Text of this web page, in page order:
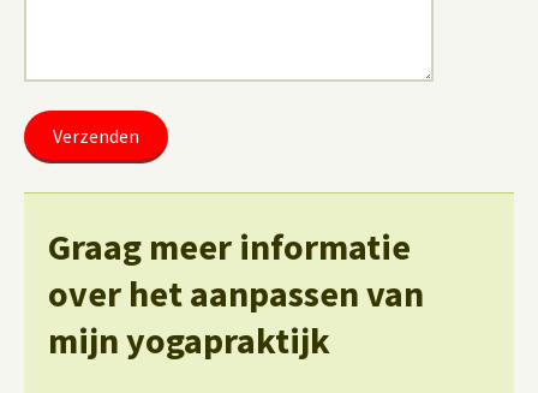
Graag meer informatie
over het aanpassen van
mijn yogapraktijk